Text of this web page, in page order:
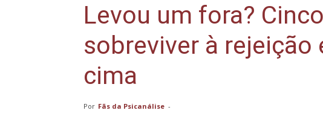
Levou um fora?
sobreviver à rejeição
cima
Por Fãs da Psicanálise -